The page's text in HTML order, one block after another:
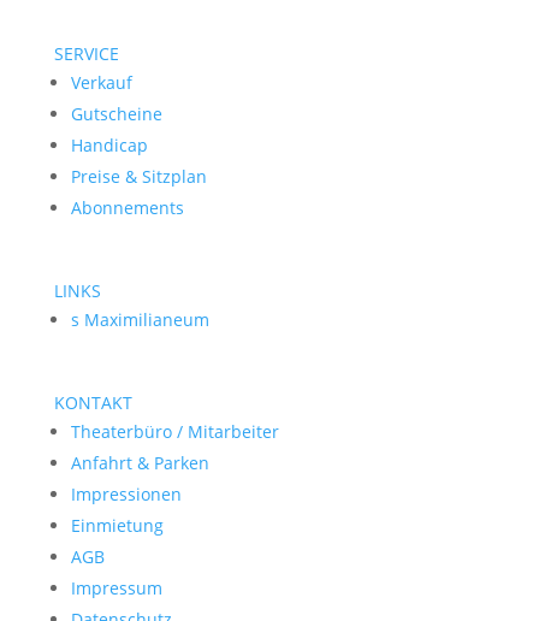
SERVICE
Verkauf
Gutscheine
Handicap
Preise & Sitzplan
Abonnements
LINKS
s Maximilianeum
KONTAKT
Theaterbüro / Mitarbeiter
Anfahrt & Parken
Impressionen
Einmietung
AGB
Impressum